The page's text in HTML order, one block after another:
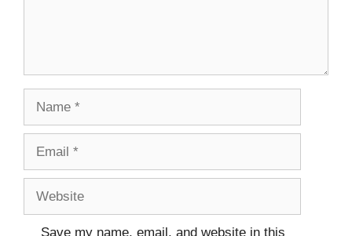
Save my name, email, and website in this